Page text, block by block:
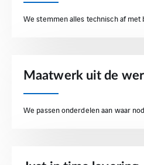
We stemmen alles technisch af met
Maatwerk uit de
We passen onderdelen aan waar